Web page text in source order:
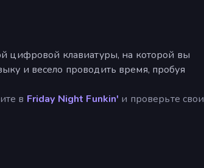
цифровой клавиатуры, на которой вы
и весело проводить время, пробуя
в Friday Night Funkin' и проверьте свои